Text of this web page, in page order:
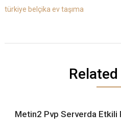
türkiye belçika ev taşıma
Metin2 Pvp Serverda